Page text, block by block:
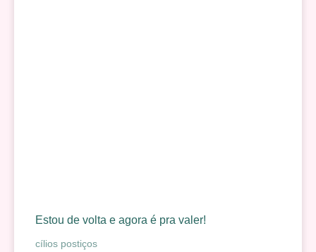
Estou de volta e agora é pra valer!
cílios postiços